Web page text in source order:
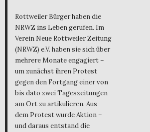
Rottweiler Bürger haben die
NRWZ ins Leben gerufen. Im
Verein Neue Rottweiler Zeitung
(NRWZ) e.V. haben sie sich über
mehrere Monate engagiert –
um zunächst ihren Protest
gegen den Fortgang einer von
bis dato zwei Tageszeitungen
am Ort zu artikulieren. Aus
dem Protest wurde Aktion –
und daraus entstand die